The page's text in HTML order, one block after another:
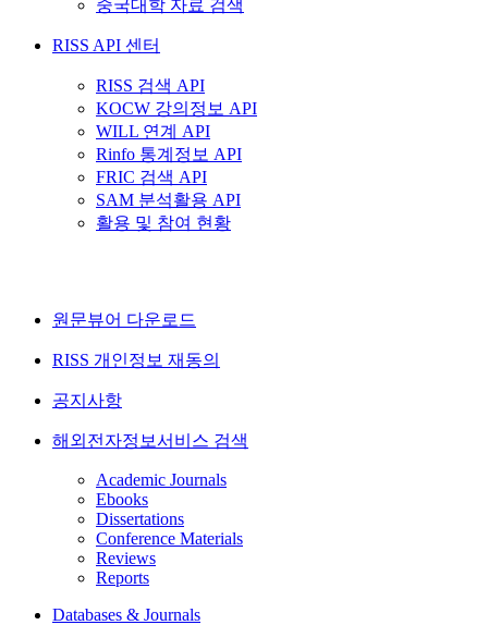
중국대학 자료 검색
RISS API 센터
RISS 검색 API
KOCW 강의정보 API
WILL 연계 API
Rinfo 통계정보 API
FRIC 검색 API
SAM 분석활용 API
활용 및 참여 현황
원문뷰어 다운로드
RISS 개인정보 재동의
공지사항
해외전자정보서비스 검색
Academic Journals
Ebooks
Dissertations
Conference Materials
Reviews
Reports
Databases & Journals